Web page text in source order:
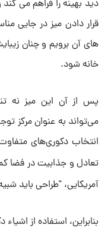
دید بهینه را فراهم می
قرار دادن میز در جایی
های آن برویم و چنان
خانه شود.
پس از آن این میز نه
می‌تواند به عنوان مرکز
انتخاب دکوری‌های
تعادل و جذابیت در فضا
آمریکایی، "طراحی باید
بنابراین، استفاده از